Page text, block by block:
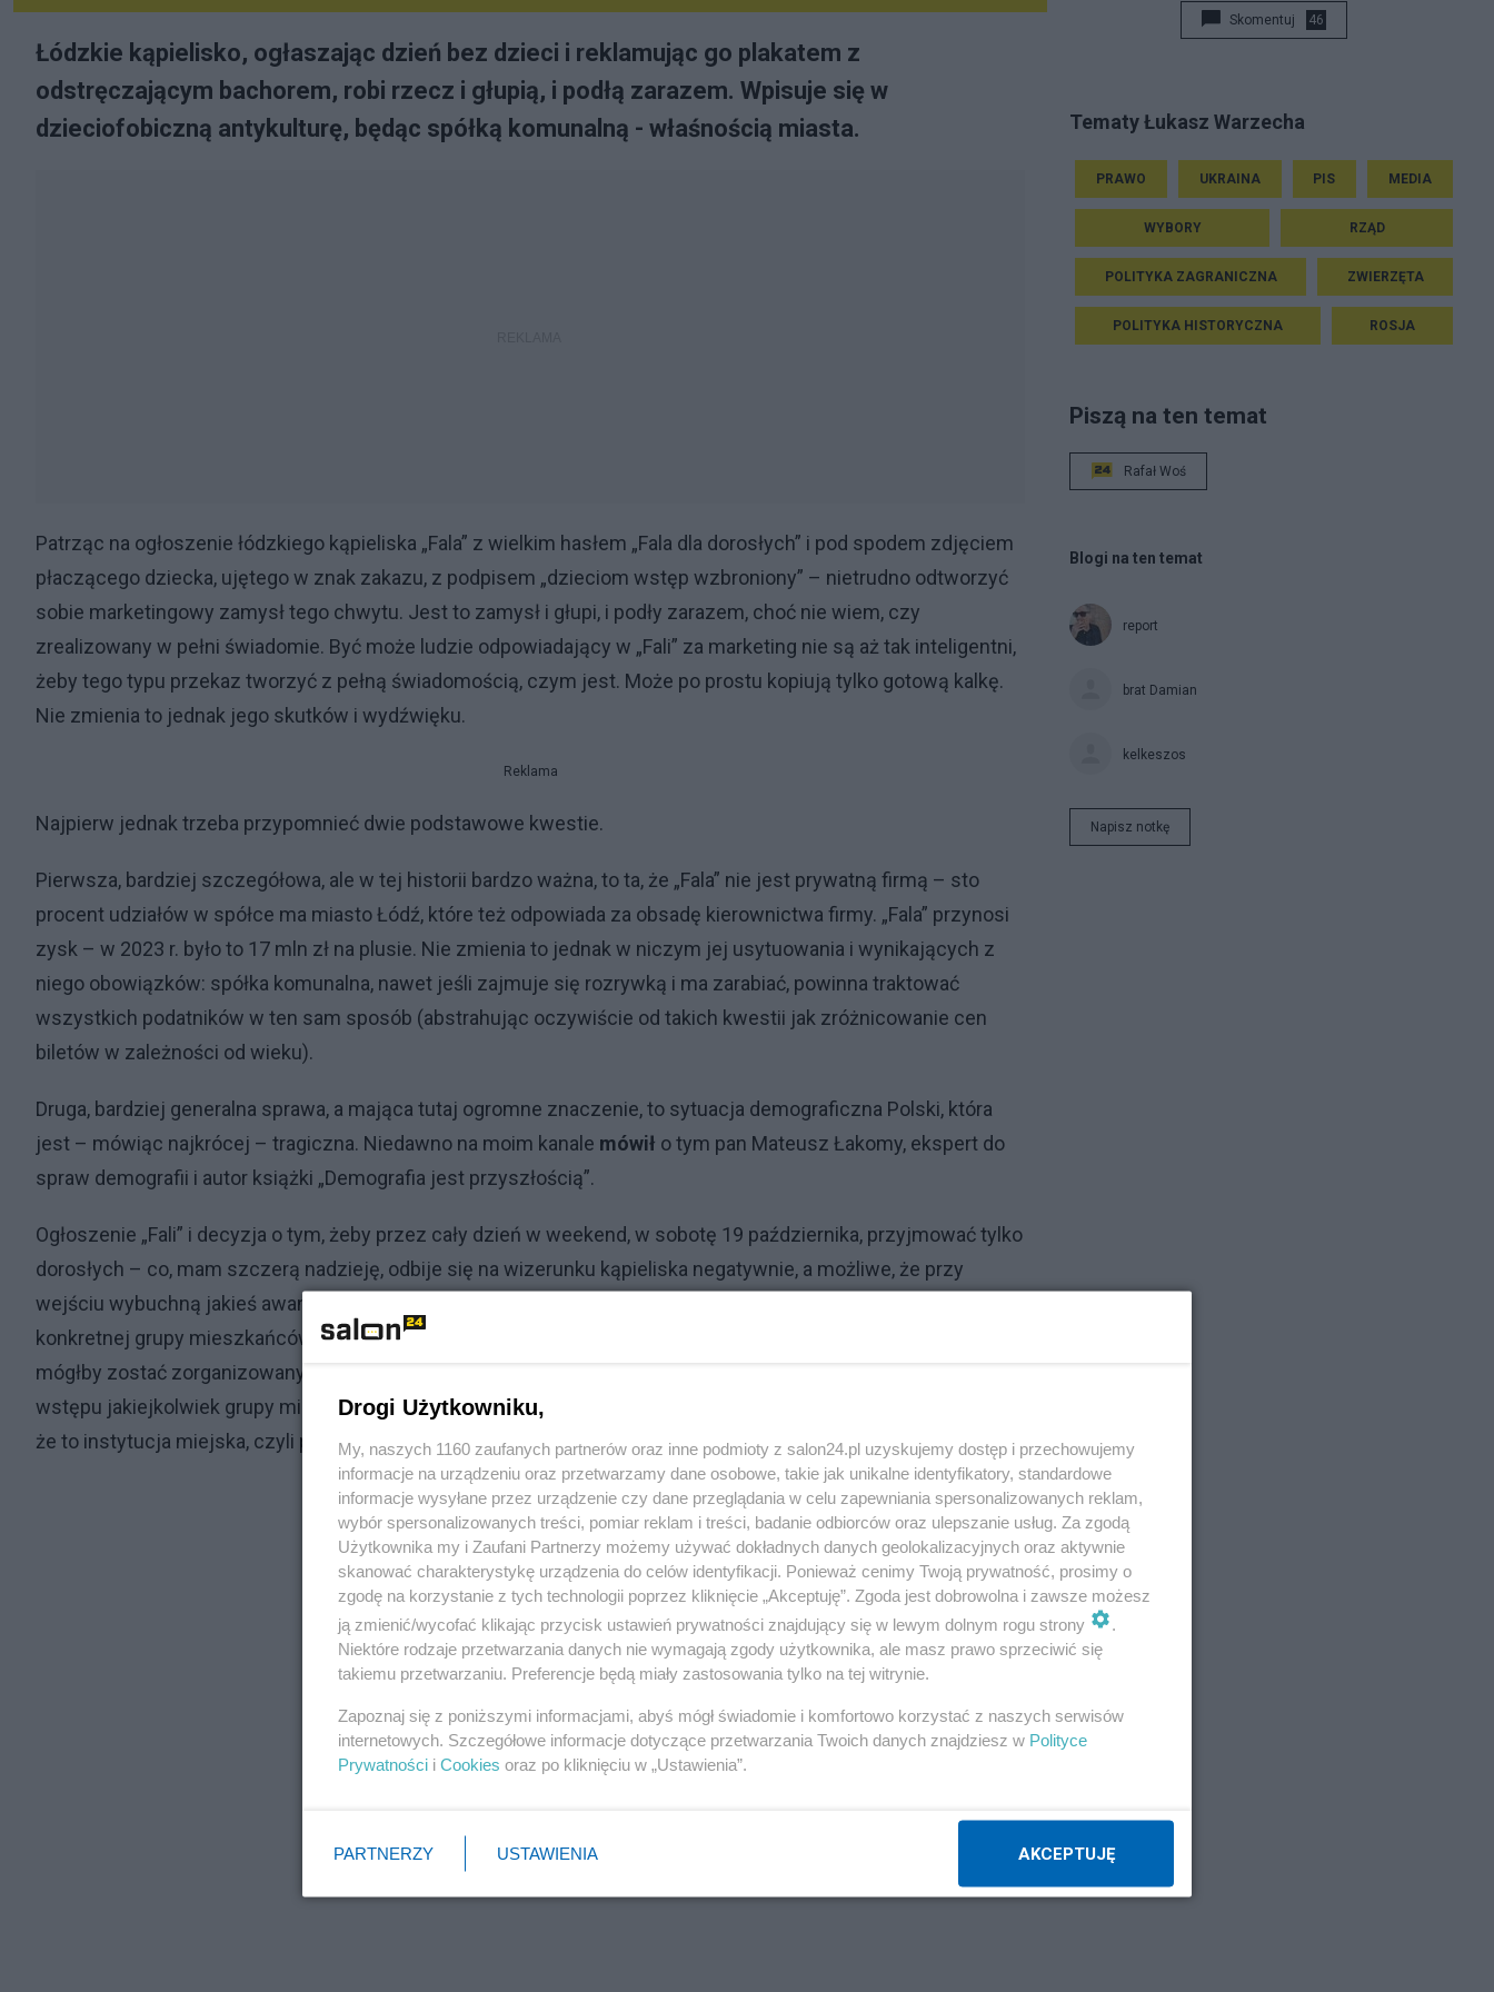
Łódzkie kąpielisko, ogłaszając dzień bez dzieci i reklamując go plakatem z
odstręczającym bachorem, robi rzecz i głupią, i podłą zarazem. Wpisuje się w
dzieciofobiczną antykulturę, będąc spółką komunalną - właśnością miasta.
Patrząc na ogłoszenie łódzkiego kąpieliska „Fala” z wielkim hasłem „Fala dla dorosłych” i pod spodem zdjęciem
płaczącego dziecka, ujętego w znak zakazu, z podpisem „dzieciom wstęp wzbroniony” – nietrudno odtworzyć
sobie marketingowy zamysł tego chwytu. Jest to zamysł i głupi, i podły zarazem, choć nie wiem, czy
zrealizowany w pełni świadomie. Być może ludzie odpowiadający w „Fali” za marketing nie są aż tak inteligentni,
żeby tego typu przekaz tworzyć z pełną świadomością, czym jest. Może po prostu kopiują tylko gotową kalkę.
Nie zmienia to jednak jego skutków i wydźwięku.
Reklama
Najpierw jednak trzeba przypomnieć dwie podstawowe kwestie.
Pierwsza, bardziej szczegółowa, ale w tej historii bardzo ważna, to ta, że „Fala” nie jest prywatną firmą – sto
procent udziałów w spółce ma miasto Łódź, które też odpowiada za obsadę kierownictwa firmy. „Fala” przynosi
zysk – w 2023 r. było to 17 mln zł na plusie. Nie zmienia to jednak w niczym jej usytuowania i wynikających z
niego obowiązków: spółka komunalna, nawet jeśli zajmuje się rozrywką i ma zarabiać, powinna traktować
wszystkich podatników w ten sam sposób (abstrahując oczywiście od takich kwestii jak zróżnicowanie cen
biletów w zależności od wieku).
Druga, bardziej generalna sprawa, a mająca tutaj ogromne znaczenie, to sytuacja demograficzna Polski, która
jest – mówiąc najkrócej – tragiczna. Niedawno na moim kanale mówił o tym pan Mateusz Łakomy, ekspert do
spraw demografii i autor książki „Demografia jest przyszłością”.
Ogłoszenie „Fali” i decyzja o tym, żeby przez cały dzień w weekend, w sobotę 19 października, przyjmować tylko
dorosłych – co, mam szczerą nadzieję, odbije się na wizerunku kąpieliska negatywnie, a możliwe, że przy
wejściu wybuchną jakieś awantury – ma dwa poziomy. Pierwszy to kwestia dyskryminacji przez miejską spółkę
konkretnej grupy mieszkańców miasta. Wiele osób komentujących tę sytuację twierdziło, że dzień bez dzieci
mógłby zostać zorganizowany, a problemem jest tylko promująca go grafika. Trudno się z tym zgodzić. Zakaz
wstępu jakiejkolwiek grupy mieszkańców miasta na komunalny basen jest nieakceptowalny – właśnie dlatego,
że to instytucja miejska, czyli publiczna.
Skomentuj 46
Tematy Łukasz Warzecha
PRAWO UKRAINA PIS MEDIA
WYBORY RZĄD
POLITYKA ZAGRANICZNA ZWIERZĘTA
POLITYKA HISTORYCZNA ROSJA
Piszą na ten temat
Rafał Woś
Blogi na ten temat
report
brat Damian
kelkeszos
Napisz notkę
Drogi Użytkowniku,
My, naszych 1160 zaufanych partnerów oraz inne podmioty z salon24.pl uzyskujemy dostęp i przechowujemy
informacje na urządzeniu oraz przetwarzamy dane osobowe, takie jak unikalne identyfikatory, standardowe
informacje wysyłane przez urządzenie czy dane przeglądania w celu zapewniania spersonalizowanych reklam,
wybór spersonalizowanych treści, pomiar reklam i treści, badanie odbiorców oraz ulepszanie usług. Za zgodą
Użytkownika my i Zaufani Partnerzy możemy używać dokładnych danych geolokalizacyjnych oraz aktywnie
skanować charakterystykę urządzenia do celów identyfikacji. Ponieważ cenimy Twoją prywatność, prosimy o
zgodę na korzystanie z tych technologii poprzez kliknięcie „Akceptuję”. Zgoda jest dobrowolna i zawsze możesz
ją zmienić/wycofać klikając przycisk ustawień prywatności znajdujący się w lewym dolnym rogu strony
.
Niektóre rodzaje przetwarzania danych nie wymagają zgody użytkownika, ale masz prawo sprzeciwić się
takiemu przetwarzaniu. Preferencje będą miały zastosowania tylko na tej witrynie.
Zapoznaj się z poniższymi informacjami, abyś mógł świadomie i komfortowo korzystać z naszych serwisów
internetowych. Szczegółowe informacje dotyczące przetwarzania Twoich danych znajdziesz w Polityce
Prywatności i Cookies oraz po kliknięciu w „Ustawienia”.
PARTNERZY USTAWIENIA AKCEPTUJĘ